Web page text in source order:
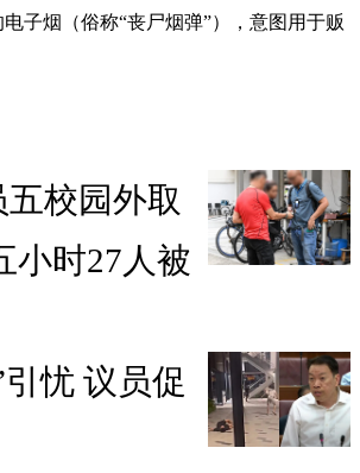
电子烟（俗称“丧尸烟弹”），意图用于贩
校园外取
小时27人被
忧 议员促